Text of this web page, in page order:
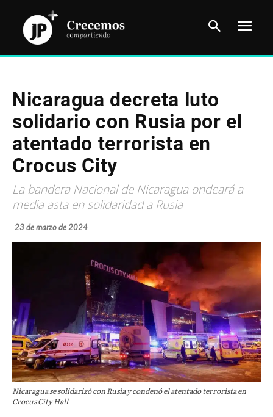
Nicaragua decreta luto
solidario con Rusia por el
atentado terrorista en
Crocus City
La bandera Nacional de Nicaragua ondeará a
media asta en solidaridad a Rusia
23 de marzo de 2024
Nicaragua se solidarizó con Rusia y condenó el atentado terrorista en
Crocus City Hall